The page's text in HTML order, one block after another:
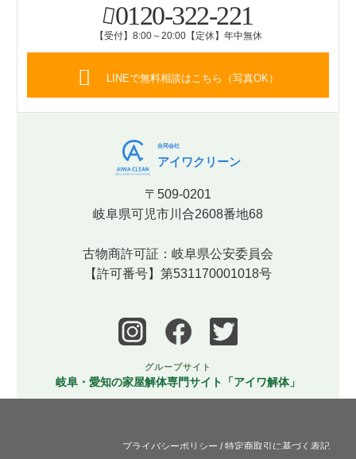
0120-322-221
【受付】8:00～20:00【定休】年中無休
LINEで無料相談はこちら（写真OK）
合同会社
アイワクリーン
〒509-0201
岐阜県可児市川合2608番地68
古物商許可証：岐阜県公安委員会
【許可番号】第531170001018号
グループサイト
岐阜・愛知の家屋解体専門サイト「アイワ解体」
プライバシーポリシー /特定商取引に基づく表記